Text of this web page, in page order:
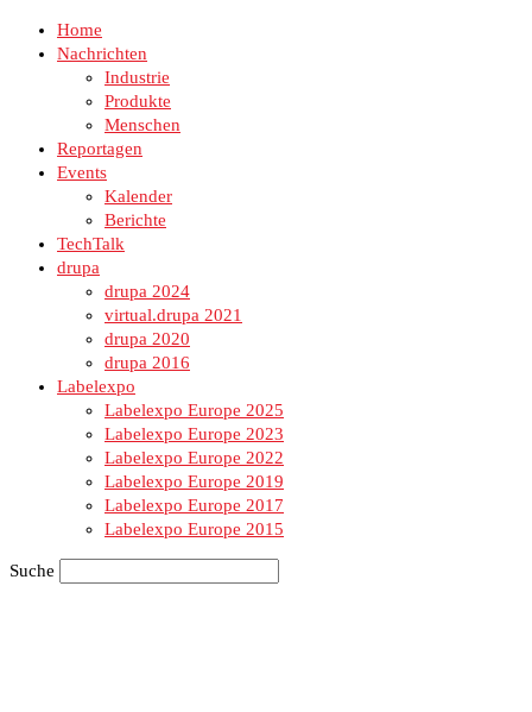
Home
Nachrichten
Industrie
Produkte
Menschen
Reportagen
Events
Kalender
Berichte
TechTalk
drupa
drupa 2024
virtual.drupa 2021
drupa 2020
drupa 2016
Labelexpo
Labelexpo Europe 2025
Labelexpo Europe 2023
Labelexpo Europe 2022
Labelexpo Europe 2019
Labelexpo Europe 2017
Labelexpo Europe 2015
Suche